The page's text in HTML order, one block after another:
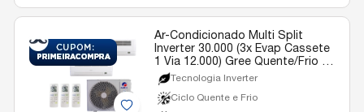
Ar-Condicionado Multi Split
Inverter 30.000 (3x Evap Cassete
1 Via 12.000) Gree Quente/Frio R-
32 220v
Tecnologia Inverter
Ciclo Quente e Frio